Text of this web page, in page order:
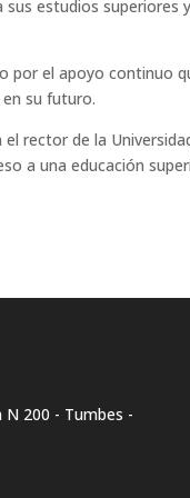
estudios
por el apoyo continuo
su futuro.
rector de la
a una educación
N 200 - Tumbes -